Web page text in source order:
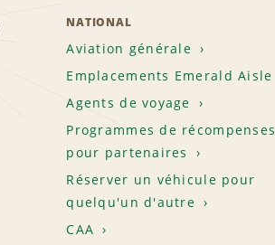
NATIONAL
Aviation générale
Emplacements Emerald Aisle
Agents de voyage
Programmes de récompenses
pour partenaires
Réserver un véhicule pour
quelqu'un d'autre
CAA